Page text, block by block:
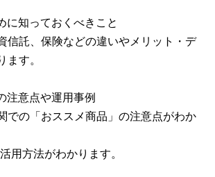
知っておくべきこと
信託、保険などの違いやメリット・デ
ます。
注意点や運用事例
での「おススメ商品」の注意点がわか
用方法がわかります。